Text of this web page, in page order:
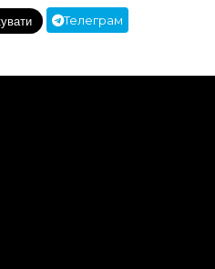
Телеграм